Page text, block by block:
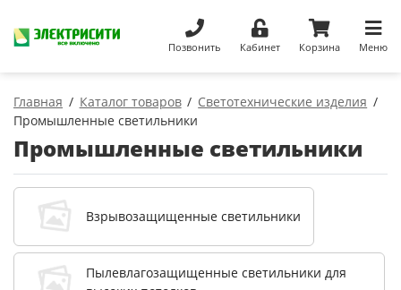
Позвонить Кабинет Корзина Меню
Главная Каталог товаров
Светотехнические изделия
Промышленные светильники
Промышленные светильники
Взрывозащищенные светильники
Пылевлагозащищенные светильники для